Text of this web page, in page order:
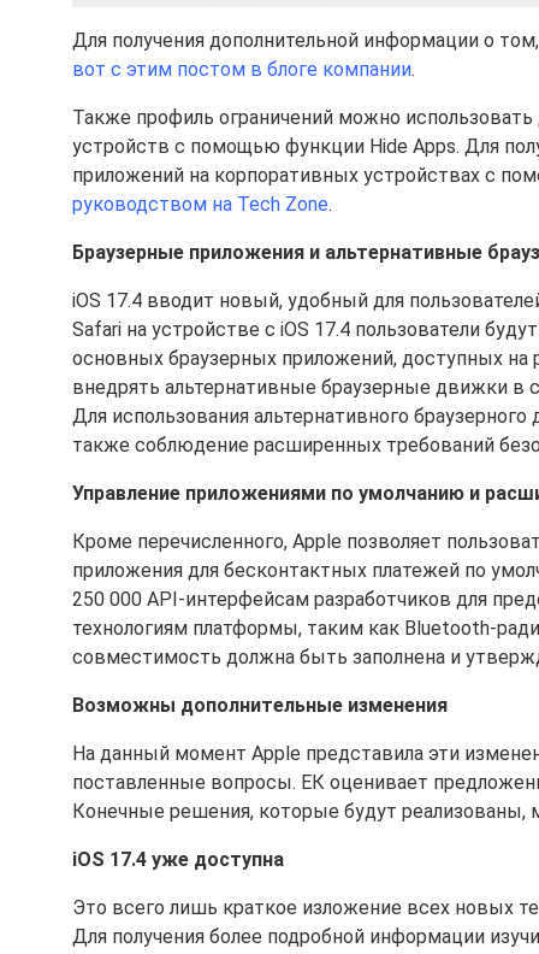
<string>a9f1b84e-6695-4f47-bcfa-e6334228bce1</
<key>PayloadVersion</key>
<integer>1</integer>
<string>786da36c-8283-48cd-9a23-
</dict>
Для получения дополнительной информации о
вот с этим постом в блоге компании.
Также профиль ограничений можно
устройств с помощью функции Hide Apps. Для
приложений на корпоративных устройствах с
руководством на Tech Zone.
Браузерные приложения и альтернативные
iOS 17.4 вводит новый, удобный для
Safari на устройстве с iOS 17.4 пользователи
основных браузерных приложений, доступных
внедрять альтернативные браузерные движки в
Для использования альтернативного
также соблюдение расширенных требований
Управление приложениями по умолчанию и
Кроме перечисленного, Apple позволяет
приложения для бесконтактных платежей по
250 000 API-интерфейсам разработчиков для
технологиям платформы, таким как Bluetooth-
совместимость должна быть заполнена и
Возможны дополнительные изменения
На данный момент Apple представила эти
поставленные вопросы. ЕК оценивает
Конечные решения, которые будут реализованы,
iOS 17.4 уже доступна
Это всего лишь краткое изложение всех новых
Для получения более подробной информации